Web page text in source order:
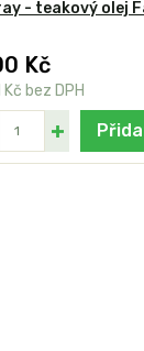
- teakový olej
Kč
Kč bez DPH